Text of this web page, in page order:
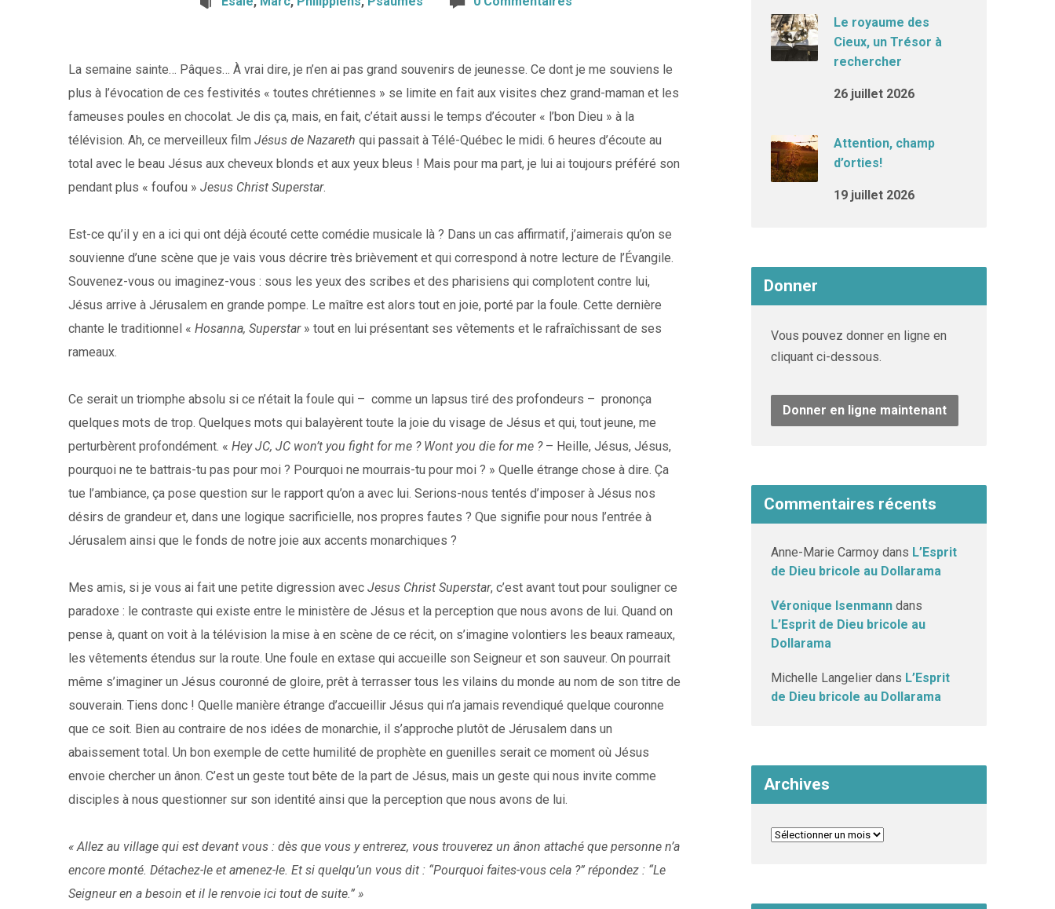
La semaine sainte… Pâques… À vrai dire, je n’en ai pas grand souvenirs de jeunesse. Ce dont je me souviens le
plus à l’évocation de ces festivités « toutes chrétiennes » se limite en fait aux visites chez grand-maman et les
fameuses poules en chocolat. Je dis ça, mais, en fait, c’était aussi le temps d’écouter « l’bon Dieu » à la
télévision. Ah, ce merveilleux film Jésus de Nazareth qui passait à Télé-Québec le midi. 6 heures d’écoute au
total avec le beau Jésus aux cheveux blonds et aux yeux bleus ! Mais pour ma part, je lui ai toujours préféré son
pendant plus « foufou » Jesus Christ Superstar.
Est-ce qu’il y en a ici qui ont déjà écouté cette comédie musicale là ? Dans un cas affirmatif, j’aimerais qu’on se
souvienne d’une scène que je vais vous décrire très brièvement et qui correspond à notre lecture de l’Évangile.
Souvenez-vous ou imaginez-vous : sous les yeux des scribes et des pharisiens qui complotent contre lui,
Jésus arrive à Jérusalem en grande pompe. Le maître est alors tout en joie, porté par la foule. Cette dernière
chante le traditionnel « Hosanna, Superstar» tout en lui présentant ses vêtements et le rafraîchissant de ses
rameaux.
Ce serait un triomphe absolu si ce n’était la foule qui – comme un lapsus tiré des profondeurs – prononça
quelques mots de trop. Quelques mots qui balayèrent toute la joie du visage de Jésus et qui, tout jeune, me
perturbèrent profondément. « Hey JC, JC won’t you fight for me ? Wont you die for me ? – Heille, Jésus, Jésus,
pourquoi ne te battrais-tu pas pour moi ? Pourquoi ne mourrais-tu pour moi ? » Quelle étrange chose à dire. Ça
tue l’ambiance, ça pose question sur le rapport qu’on a avec lui. Serions-nous tentés d’imposer à Jésus nos
désirs de grandeur et, dans une logique sacrificielle, nos propres fautes ? Que signifie pour nous l’entrée à
Jérusalem ainsi que le fonds de notre joie aux accents monarchiques ?
Mes amis, si je vous ai fait une petite digression avec Jesus Christ Superstar, c’est avant tout pour souligner ce
paradoxe : le contraste qui existe entre le ministère de Jésus et la perception que nous avons de lui. Quand on
pense à, quant on voit à la télévision la mise à en scène de ce récit, on s’imagine volontiers les beaux rameaux,
les vêtements étendus sur la route. Une foule en extase qui accueille son Seigneur et son sauveur. On pourrait
même s’imaginer un Jésus couronné de gloire, prêt à terrasser tous les vilains du monde au nom de son titre de
souverain. Tiens donc ! Quelle manière étrange d’accueillir Jésus qui n’a jamais revendiqué quelque couronne
que ce soit. Bien au contraire de nos idées de monarchie, il s’approche plutôt de Jérusalem dans un
abaissement total. Un bon exemple de cette humilité de prophète en guenilles serait ce moment où Jésus
envoie chercher un ânon. C’est un geste tout bête de la part de Jésus, mais un geste qui nous invite comme
disciples à nous questionner sur son identité ainsi que la perception que nous avons de lui.
« Allez au village qui est devant vous : dès que vous y entrerez, vous trouverez un ânon attaché que personne n’a
encore monté. Détachez-le et amenez-le. Et si quelqu’un vous dit : “Pourquoi faites-vous cela ?” répondez : “Le
Seigneur en a besoin et il le renvoie ici tout de suite.” »
Le royaume des
Cieux, un Trésor à
rechercher
26 juillet 2026
Attention, champ
d’orties!
19 juillet 2026
Donner
Vous pouvez donner en ligne en
cliquant ci-dessous.
Donner en ligne maintenant
Commentaires récents
Anne-Marie Carmoy dans L’Esprit
de Dieu bricole au Dollarama
Véronique Isenmann dans
L’Esprit de Dieu bricole au
Dollarama
Michelle Langelier dans L’Esprit
de Dieu bricole au Dollarama
Archives